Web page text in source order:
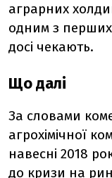
аграрних
одним з
досі чекають.
Що далі
За словами
агрохімічної
навесні 2018
до кризи на